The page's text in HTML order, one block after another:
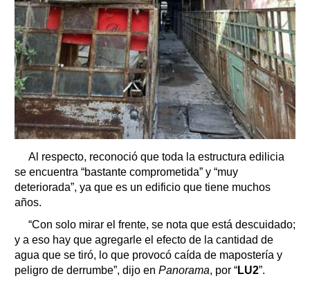
Al respecto, reconoció que toda la estructura edilicia
se encuentra “bastante comprometida” y “muy
deteriorada”, ya que es un edificio que tiene muchos
años.
“Con solo mirar el frente, se nota que está descuidado;
y a eso hay que agregarle el efecto de la cantidad de
agua que se tiró, lo que provocó caída de mapostería y
peligro de derrumbe”, dijo en Panorama, por “LU2”.